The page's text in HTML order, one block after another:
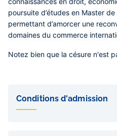
poursuite d’études en Master
permettant d’amorcer une
domaines du commerce
Notez bien que la césure n'est
de
sous-
pages
Conditions d'admission